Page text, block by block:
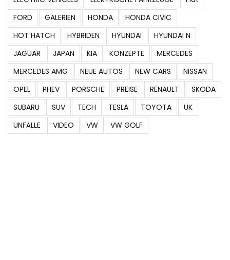
FORD
GALERIEN HONDA
HONDA CIVIC
HOT HATCH
HYBRIDEN HYUNDAI
HYUNDAI N
JAGUAR
JAPAN KIA KONZEPTE
MERCEDES
MERCEDES AMG
NEUE AUTOS NEW CARS
NISSAN
OPEL
PHEV PORSCHE PREISE RENAULT
SKODA
SUBARU
SUV TECH TESLA TOYOTA
UK
UNFÄLLE
VIDEO VW VW GOLF